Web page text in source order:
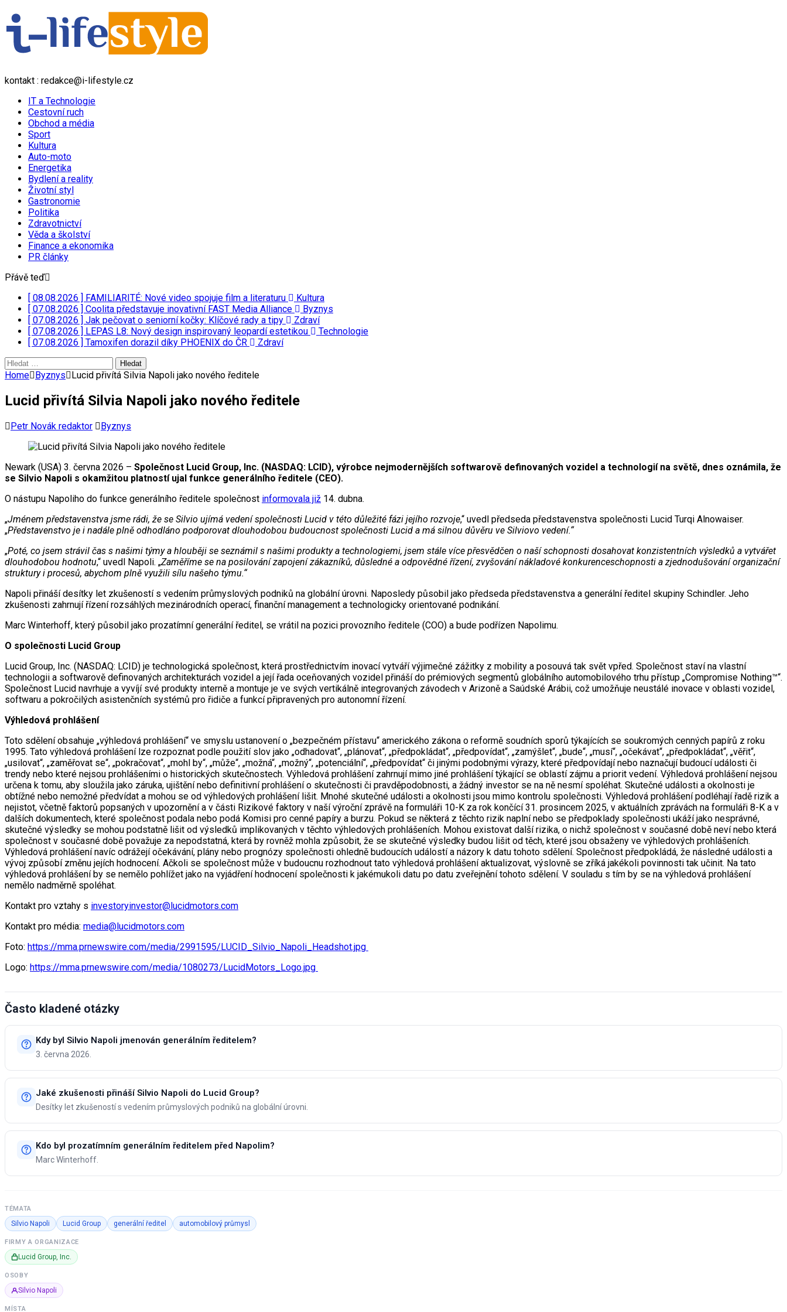
kontakt : redakce@i-lifestyle.cz
IT a Technologie
Cestovní ruch
Obchod a média
Sport
Kultura
Auto-moto
Energetika
Bydlení a reality
Životní styl
Gastronomie
Politika
Zdravotnictví
Věda a školství
Finance a ekonomika
PR články
Přávě teď
[ 08.08.2026 ] FAMILIARITÉ: Nové video spojuje film a literaturu
Kultura
[ 07.08.2026 ] Coolita představuje inovativní FAST Media Alliance
Byznys
[ 07.08.2026 ] Jak pečovat o seniorní kočky: Klíčové rady a tipy
Zdraví
[ 07.08.2026 ] LEPAS L8: Nový design inspirovaný leopardí estetikou
Technologie
[ 07.08.2026 ] Tamoxifen dorazil díky PHOENIX do ČR
Zdraví
Vyhledávání
Home Byznys Lucid přivítá Silvia Napoli jako nového ředitele
Lucid přivítá Silvia Napoli jako nového ředitele
Petr Novák redaktor Byznys
Newark (USA) 3. června 2026 – Společnost Lucid Group, Inc. (NASDAQ: LCID), výrobce nejmodernějších softwarově definovaných vozidel a technologií na světě, dnes oznámila, že
se Silvio Napoli s okamžitou platností ujal funkce generálního ředitele (CEO).
O nástupu Napoliho do funkce generálního ředitele společnost informovala již 14. dubna.
„Jménem představenstva jsme rádi, že se Silvio ujímá vedení společnosti Lucid v této důležité fázi jejího rozvoje,“ uvedl předseda představenstva společnosti Lucid Turqi Alnowaiser.
„Představenstvo je i nadále plně odhodláno podporovat dlouhodobou budoucnost společnosti Lucid a má silnou důvěru ve Silviovo vedení.“
„Poté, co jsem strávil čas s našimi týmy a hlouběji se seznámil s našimi produkty a technologiemi, jsem stále více přesvědčen o naší schopnosti dosahovat konzistentních výsledků a vytvářet
dlouhodobou hodnotu,“ uvedl Napoli. „Zaměříme se na posilování zapojení zákazníků, důsledné a odpovědné řízení, zvyšování nákladové konkurenceschopnosti a zjednodušování organizační
struktury i procesů, abychom plně využili sílu našeho týmu.“
Napoli přináší desítky let zkušeností s vedením průmyslových podniků na globální úrovni. Naposledy působil jako předseda představenstva a generální ředitel skupiny Schindler. Jeho
zkušenosti zahrnují řízení rozsáhlých mezinárodních operací, finanční management a technologicky orientované podnikání.
Marc Winterhoff, který působil jako prozatímní generální ředitel, se vrátil na pozici provozního ředitele (COO) a bude podřízen Napolimu.
O společnosti Lucid Group
Lucid Group, Inc. (NASDAQ: LCID) je technologická společnost, která prostřednictvím inovací vytváří výjimečné zážitky z mobility a posouvá tak svět vpřed. Společnost staví na vlastní
technologii a softwarově definovaných architekturách vozidel a její řada oceňovaných vozidel přináší do prémiových segmentů globálního automobilového trhu přístup „Compromise Nothing™“.
Společnost Lucid navrhuje a vyvíjí své produkty interně a montuje je ve svých vertikálně integrovaných závodech v Arizoně a Saúdské Arábii, což umožňuje neustálé inovace v oblasti vozidel,
softwaru a pokročilých asistenčních systémů pro řidiče a funkcí připravených pro autonomní řízení.
Výhledová prohlášení
Toto sdělení obsahuje „výhledová prohlášení“ ve smyslu ustanovení o „bezpečném přístavu“ amerického zákona o reformě soudních sporů týkajících se soukromých cenných papírů z roku
1995. Tato výhledová prohlášení lze rozpoznat podle použití slov jako „odhadovat“, „plánovat“, „předpokládat“, „předpovídat“, „zamýšlet“, „bude“, „musí“, „očekávat“, „předpokládat“, „věřit“,
„usilovat“, „zaměřovat se“, „pokračovat“, „mohl by“, „může“, „možná“, „možný“, „potenciální“, „předpovídat“ či jinými podobnými výrazy, které předpovídají nebo naznačují budoucí události či
trendy nebo které nejsou prohlášeními o historických skutečnostech. Výhledová prohlášení zahrnují mimo jiné prohlášení týkající se oblastí zájmu a priorit vedení. Výhledová prohlášení nejsou
určena k tomu, aby sloužila jako záruka, ujištění nebo definitivní prohlášení o skutečnosti či pravděpodobnosti, a žádný investor se na ně nesmí spoléhat. Skutečné události a okolnosti je
obtížné nebo nemožné předvídat a mohou se od výhledových prohlášení lišit. Mnohé skutečné události a okolnosti jsou mimo kontrolu společnosti. Výhledová prohlášení podléhají řadě rizik a
nejistot, včetně faktorů popsaných v upozornění a v části Rizikové faktory v naší výroční zprávě na formuláři 10-K za rok končící 31. prosincem 2025, v aktuálních zprávách na formuláři 8-K a v
dalších dokumentech, které společnost podala nebo podá Komisi pro cenné papíry a burzu. Pokud se některá z těchto rizik naplní nebo se předpoklady společnosti ukáží jako nesprávné,
skutečné výsledky se mohou podstatně lišit od výsledků implikovaných v těchto výhledových prohlášeních. Mohou existovat další rizika, o nichž společnost v současné době neví nebo která
společnost v současné době považuje za nepodstatná, která by rovněž mohla způsobit, že se skutečné výsledky budou lišit od těch, které jsou obsaženy ve výhledových prohlášeních.
Výhledová prohlášení navíc odrážejí očekávání, plány nebo prognózy společnosti ohledně budoucích událostí a názory k datu tohoto sdělení. Společnost předpokládá, že následné události a
vývoj způsobí změnu jejích hodnocení. Ačkoli se společnost může v budoucnu rozhodnout tato výhledová prohlášení aktualizovat, výslovně se zříká jakékoli povinnosti tak učinit. Na tato
výhledová prohlášení by se nemělo pohlížet jako na vyjádření hodnocení společnosti k jakémukoli datu po datu zveřejnění tohoto sdělení. V souladu s tím by se na výhledová prohlášení
nemělo nadměrně spoléhat.
Kontakt pro vztahy s investoryinvestor@lucidmotors.com
Kontakt pro média: media@lucidmotors.com
Foto: https://mma.prnewswire.com/media/2991595/LUCID_Silvio_Napoli_Headshot.jpg
Logo: https://mma.prnewswire.com/media/1080273/LucidMotors_Logo.jpg
Často kladené otázky
Kdy byl Silvio Napoli jmenován generálním ředitelem?
3. června 2026.
Jaké zkušenosti přináší Silvio Napoli do Lucid Group?
Desítky let zkušeností s vedením průmyslových podniků na globální úrovni.
Kdo byl prozatímním generálním ředitelem před Napolim?
Marc Winterhoff.
TÉMATA
Silvio Napoli Lucid Group generální ředitel automobilový průmysl
FIRMY A ORGANIZACE
Lucid Group, Inc.
OSOBY
Silvio Napoli
MÍSTA